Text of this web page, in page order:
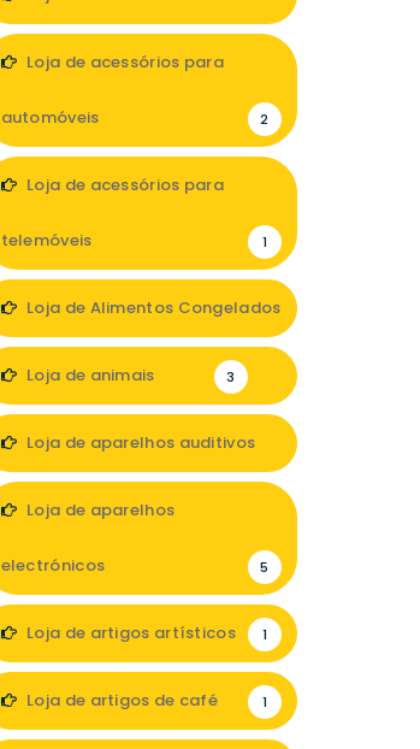
Loja de acessórios para
automóveis 2
Loja de acessórios para
telemóveis 1
Loja de Alimentos Congelados
Loja de animais 3
Loja de aparelhos auditivos
Loja de aparelhos
electrónicos 5
Loja de artigos artísticos 1
Loja de artigos de café 1